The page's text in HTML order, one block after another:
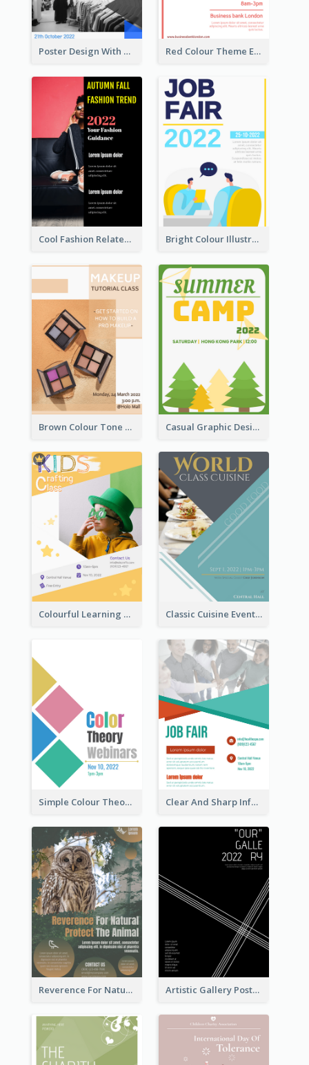
Poster Design With Triangular Decoration Red Colour Theme Event Poster With Simple Description
Cool Fashion Related Poster In Strong Colour Combinations Bright Colour Illustrated Poster Of Job Fair
Brown Colour Tone Poster With Photo Casual Graphic Design Of Poster About Summer Camp
Colourful Learning Centre Poster For Kids' Education Classic Cuisine Event Poster With Details
Simple Colour Theory Poster With Details Clear And Sharp Informative Poster Of Job Fair
Reverence For Natural Protect The Animal Poster Artistic Gallery Poster Designed With Lines And Space